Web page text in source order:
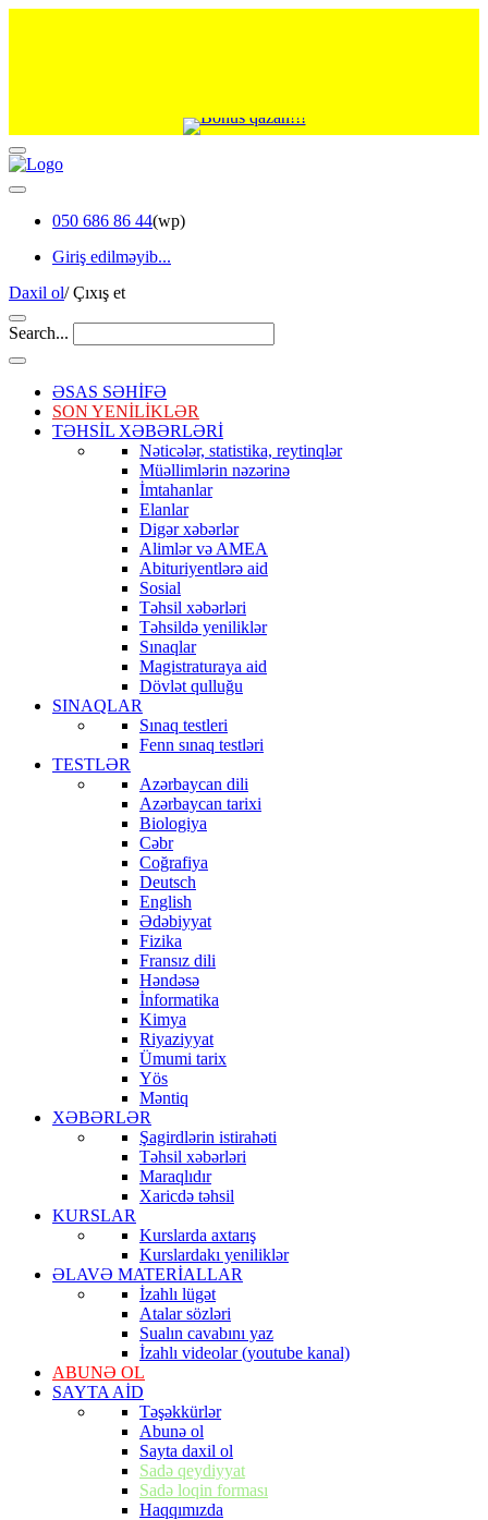
050 686 86 44(wp)
Giriş edilməyib...
Daxil ol/Çıxış et
Search...
ƏSAS SƏHİFƏ
SON YENİLİKLƏR
TƏHSİL XƏBƏRLƏRİ
Nəticələr, statistika, reytinqlər
Müəllimlərin nəzərinə
İmtahanlar
Elanlar
Digər xəbərlər
Alimlər və AMEA
Abituriyentlərə aid
Sosial
Təhsil xəbərləri
Təhsildə yeniliklər
Sınaqlar
Magistraturaya aid
Dövlət qulluğu
SINAQLAR
Sınaq testleri
Fenn sınaq testləri
TESTLƏR
Azərbaycan dili
Azərbaycan tarixi
Biologiya
Cəbr
Coğrafiya
Deutsch
English
Ədəbiyyat
Fizika
Fransız dili
Həndəsə
İnformatika
Kimya
Riyaziyyat
Ümumi tarix
Yös
Məntiq
XƏBƏRLƏR
Şagirdlərin istirahəti
Təhsil xəbərləri
Maraqlıdır
Xaricdə təhsil
KURSLAR
Kurslarda axtarış
Kurslardakı yeniliklər
ƏLAVƏ MATERİALLAR
İzahlı lügət
Atalar sözləri
Sualın cavabını yaz
İzahlı videolar (youtube kanal)
ABUNƏ OL
SAYTA AİD
Təşəkkürlər
Abunə ol
Sayta daxil ol
Sadə qeydiyyat
Sadə loqin forması
Haqqımızda